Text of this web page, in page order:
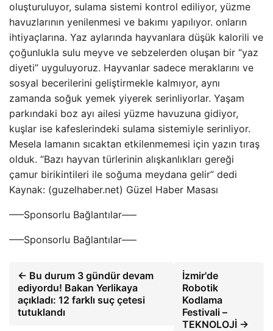
oluşturuluyor, sulama sistemi kontrol ediliyor, yüzme
havuzlarının yenilenmesi ve bakımı yapılıyor. onların
ihtiyaçlarına. Yaz aylarında hayvanlara düşük kalorili ve
çoğunlukla sulu meyve ve sebzelerden oluşan bir “yaz
diyeti” uyguluyoruz. Hayvanlar sadece meraklarını ve
sosyal becerilerini geliştirmekle kalmıyor, aynı
zamanda soğuk yemek yiyerek serinliyorlar. Yaşam
parkındaki boz ayı ailesi yüzme havuzuna gidiyor,
kuşlar ise kafeslerindeki sulama sistemiyle serinliyor.
Mesela lamanın sıcaktan etkilenmemesi için yazın tıraş
olduk. “Bazı hayvan türlerinin alışkanlıkları gereği
çamur birikintileri ile soğuma meydana gelir” dedi
Kaynak: (guzelhaber.net) Güzel Haber Masası
—–Sponsorlu Bağlantılar—–
—–Sponsorlu Bağlantılar—–
← Bu durum 3 gündür devam
ediyordu! Bakan Yerlikaya
açıkladı: 12 farklı suç çetesi
tutuklandı
İzmir'de
Robotik
Kodlama
Festivali –
TEKNOLOJİ →